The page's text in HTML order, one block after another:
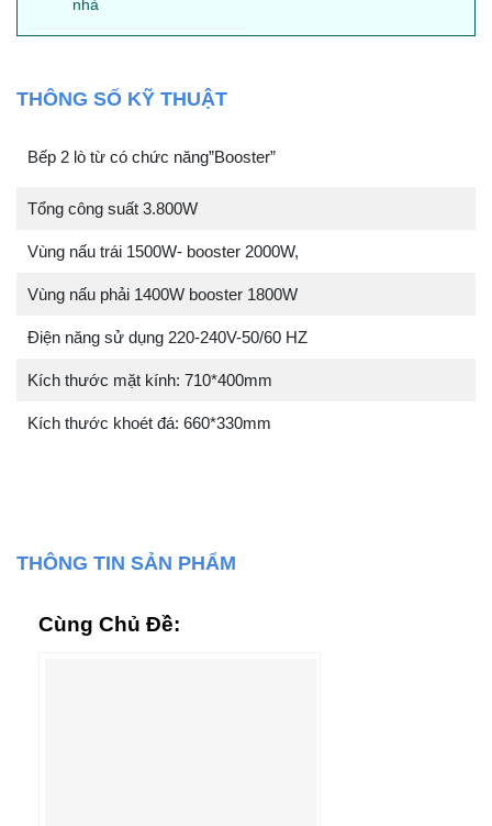
nhà
THÔNG SỐ KỸ THUẬT
Bếp 2 lò từ có chức năng”Booster”
Tổng công suất 3.800W
Vùng nấu trái 1500W- booster 2000W,
Vùng nấu phải 1400W booster 1800W
Điện năng sử dụng 220-240V-50/60 HZ
Kích thước mặt kính: 710*400mm
Kích thước khoét đá: 660*330mm
THÔNG TIN SẢN PHẨM
Cùng Chủ Đề: